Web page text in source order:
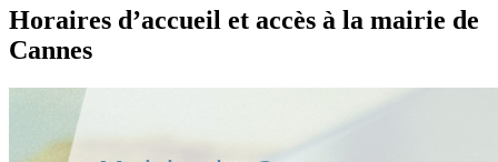
Horaires d’accueil et accès à la mairie de
Cannes